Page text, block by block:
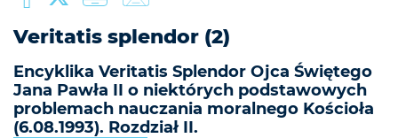
Veritatis splendor (2)
Encyklika Veritatis Splendor Ojca Świętego
Jana Pawła II o niektórych podstawowych
problemach nauczania moralnego Kościoła
(6.08.1993). Rozdział II.